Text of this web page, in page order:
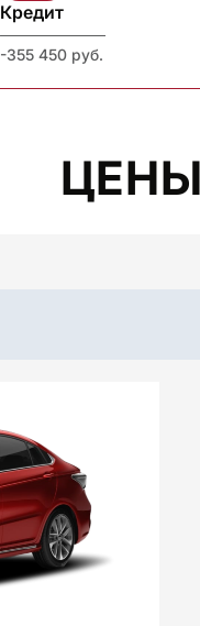
Кредит
-355 450 руб.